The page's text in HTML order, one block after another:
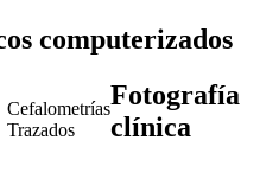
computerizados
Cefalometrías
Trazados
Fotografía
clínica